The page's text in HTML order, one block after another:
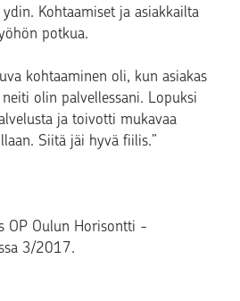
Kohtaamiset ja asiakkailta
potkua.
kohtaaminen oli, kun asiakas
olin palvellessani. Lopuksi
ja toivotti mukavaa
Siitä jäi hyvä fiilis.”
OP Oulun Horisontti -
3/2017.